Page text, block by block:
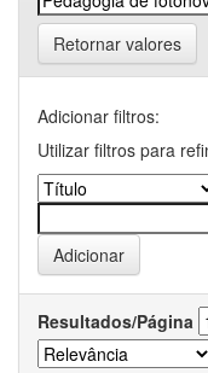
Retornar valores
Adicionar filtros:
Utilizar filtros para
Resultados/Página